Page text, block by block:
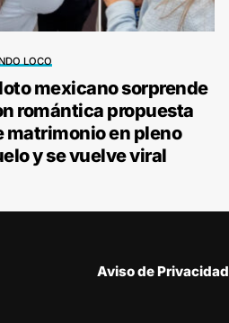
LOCO
mexicano sorprende
romántica propuesta
matrimonio en pleno
y se vuelve viral
Aviso de Privacidad